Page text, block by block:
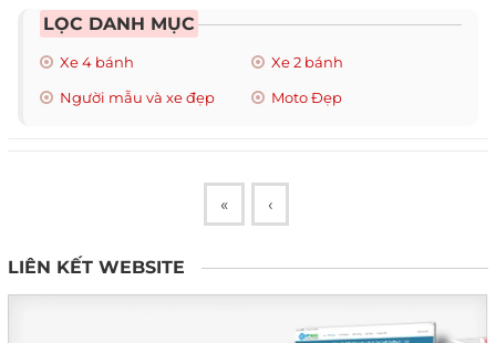
LỌC DANH MỤC
Xe 4 bánh
Xe 2 bánh
Người mẫu và xe đẹp
Moto Đẹp
« ‹
LIÊN KẾT WEBSITE